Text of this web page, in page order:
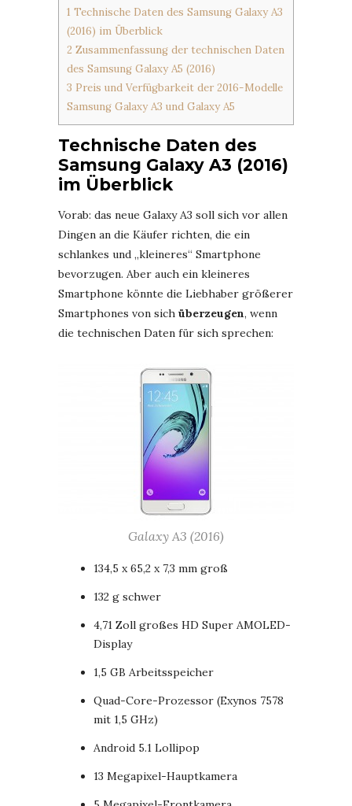
1 Technische Daten des Samsung Galaxy A3
(2016) im Überblick
2 Zusammenfassung der technischen Daten
des Samsung Galaxy A5 (2016)
3 Preis und Verfügbarkeit der 2016-Modelle
Samsung Galaxy A3 und Galaxy A5
Technische Daten des
Samsung Galaxy A3 (2016)
im Überblick
Vorab: das neue Galaxy A3 soll sich vor allen
Dingen an die Käufer richten, die ein
schlankes und „kleineres“ Smartphone
bevorzugen. Aber auch ein kleineres
Smartphone könnte die Liebhaber größerer
Smartphones von sich überzeugen, wenn
die technischen Daten für sich sprechen:
Galaxy A3 (2016)
134,5 x 65,2 x 7,3 mm groß
132 g schwer
4,71 Zoll großes HD Super AMOLED-
Display
1,5 GB Arbeitsspeicher
Quad-Core-Prozessor (Exynos 7578
mit 1,5 GHz)
Android 5.1 Lollipop
13 Megapixel-Hauptkamera